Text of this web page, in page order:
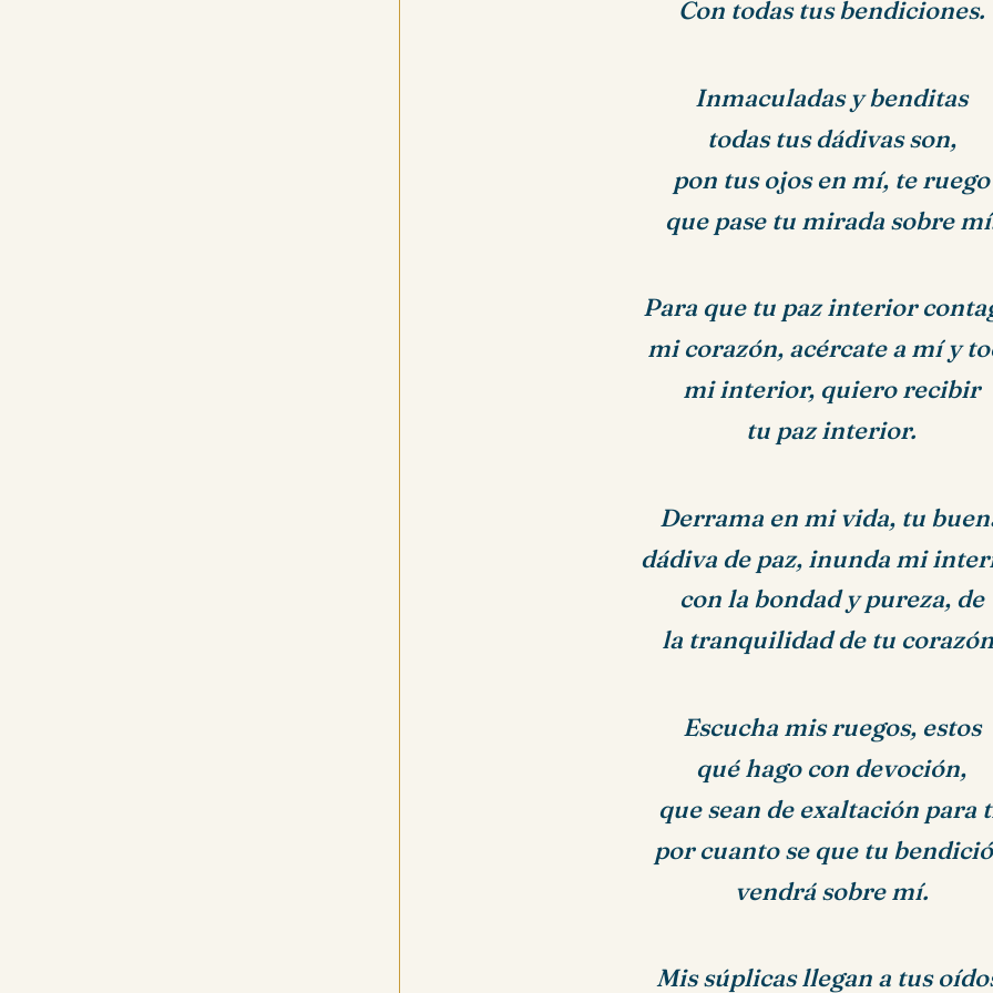
Con todas tus bendiciones.
Inmaculadas y benditas
todas tus dádivas son,
pon tus ojos en mí, te ruego
que pase tu mirada sobre
Para que tu paz interior
mi corazón, acércate a mí y
mi interior, quiero recibir
tu paz interior.
Derrama en mi vida, tu
dádiva de paz, inunda mi
con la bondad y pureza, de
la tranquilidad de tu
Escucha mis ruegos, estos
qué hago con devoción,
que sean de exaltación para
por cuanto se que tu
vendrá sobre mí.
Mis súplicas llegan a tus